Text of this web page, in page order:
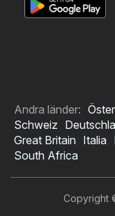
Andra länder:
Schweiz
Great Britain Italia
South Africa
Copyright